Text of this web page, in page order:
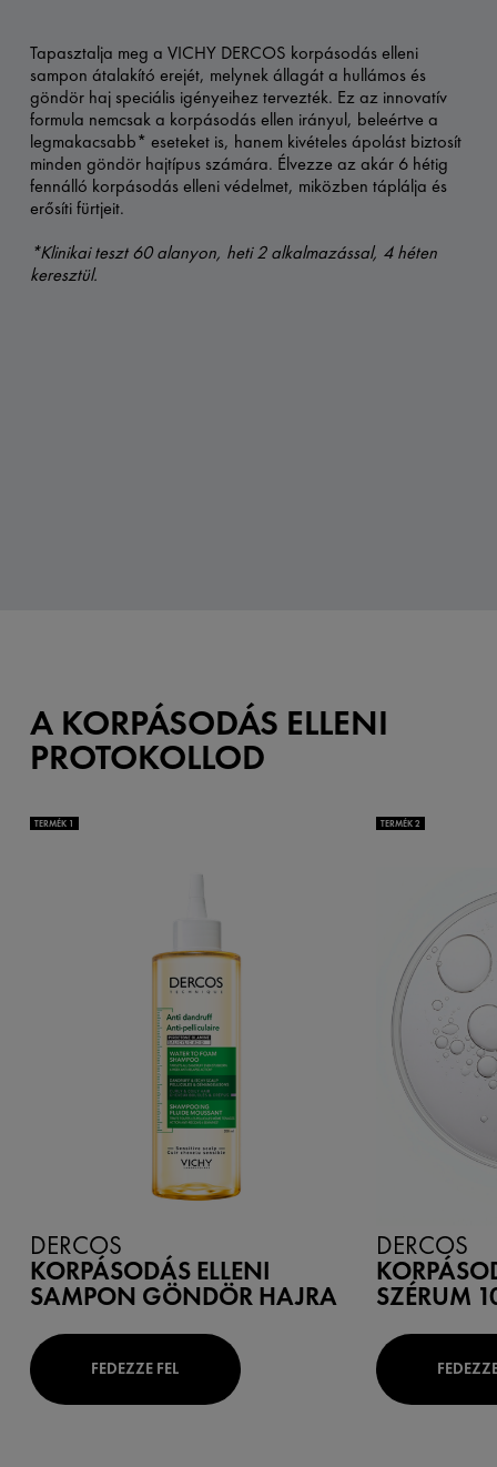
Tapasztalja meg a VICHY DERCOS korpásodás elleni
sampon átalakító erejét, melynek állagát a hullámos és
göndör haj speciális igényeihez tervezték. Ez az innovatív
formula nemcsak a korpásodás ellen irányul, beleértve a
legmakacsabb* eseteket is, hanem kivételes ápolást biztosít
minden göndör hajtípus számára. Élvezze az akár 6 hétig
fennálló korpásodás elleni védelmet, miközben táplálja és
erősíti fürtjeit.
*Klinikai teszt 60 alanyon, heti 2 alkalmazással, 4 héten
keresztül.
A KORPÁSODÁS ELLENI
PROTOKOLLOD
TERMÉK 1
DERCOS
KORPÁSODÁS ELLENI
SAMPON GÖNDÖR HAJRA
FEDEZZE FEL
TERMÉK 2
DERCOS
SZÉRUM